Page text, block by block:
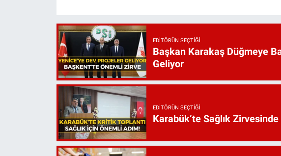
EDITÖRÜN SEÇTIĞI
Başkan Karakaş Düğmeye
Geliyor
EDITÖRÜN SEÇTIĞI
Karabük’te Sağlık